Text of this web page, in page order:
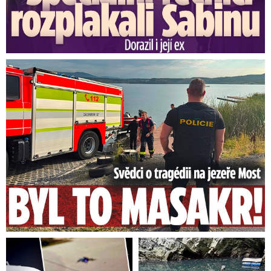
večer v západní polovině Čech měnit na
západní.
V pondělí čekáme počasí jako z
reklamy. A bude nám božsky
Středa: Přeháňky a četnější bouřky
Občasný déšť a bouřky už se ozvou během noci
z úterý na středu – to bude totiž oblačno až
Svědci o tragédii na jezeře Most: Byl to masakr!